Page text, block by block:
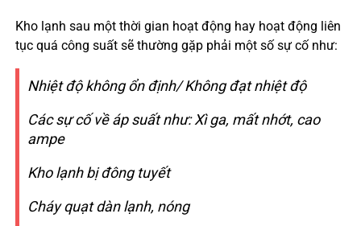
Kho lạnh sau một thời gian hoạt động hay hoạt động liên
tục quá công suất sẽ thường gặp phải một số sự cố như:
Nhiệt độ không ổn định/ Không đạt nhiệt độ
Các sự cố về áp suất như: Xì ga, mất nhớt, cao
ampe
Kho lạnh bị đông tuyết
Cháy quạt dàn lạnh, nóng